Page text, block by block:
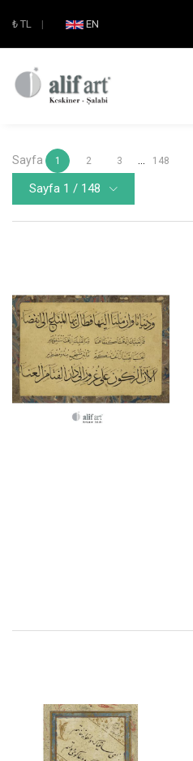
₺ TL | EN
Sayfa 1 2 3 148
Sayfa 1 / 148